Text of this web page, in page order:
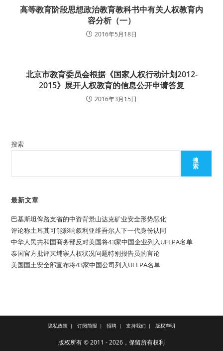
高等教育阶段思想政治教育教科书中有关人权教育内
容分析（一）
2016年5月18日
北京市教育委员会根据《国家人权行动计划2012-
2015》展开人权教育的信息公开申请答复
2016年3月15日
搜索
搜
索
最新文章
巴基斯坦俾路支省的中资背景山达克矿业安全形势恶化
评论称土耳其可能影响叙利亚维吾尔人下一代身份认同
中华人民共和国商务部反对美国将43家中国企业列入UFLPA名单
泰国官方批评柬埔寨人权状况问题特别报告员的言论
美国国土安全部宣布将43家中国公司列入UFLPA名单
隐私政策 订阅简报 招聘 支持我们 版权声明
版权所有 © 2011 - 2026，保留所有权利